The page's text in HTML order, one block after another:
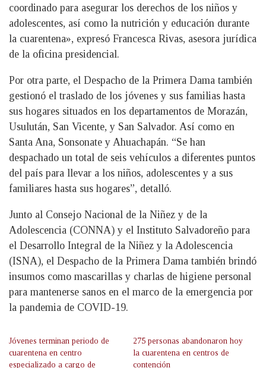
coordinado para asegurar los derechos de los niños y
adolescentes, así como la nutrición y educación durante
la cuarentena», expresó Francesca Rivas, asesora jurídica
de la oficina presidencial.
Por otra parte, el Despacho de la Primera Dama también
gestionó el traslado de los jóvenes y sus familias hasta
sus hogares situados en los departamentos de Morazán,
Usulután, San Vicente, y San Salvador. Así como en
Santa Ana, Sonsonate y Ahuachapán. “Se han
despachado un total de seis vehículos a diferentes puntos
del país para llevar a los niños, adolescentes y a sus
familiares hasta sus hogares”, detalló.
Junto al Consejo Nacional de la Niñez y de la
Adolescencia (CONNA) y el Instituto Salvadoreño para
el Desarrollo Integral de la Niñez y la Adolescencia
(ISNA), el Despacho de la Primera Dama también brindó
insumos como mascarillas y charlas de higiene personal
para mantenerse sanos en el marco de la emergencia por
la pandemia de COVID-19.
Jóvenes terminan periodo de
cuarentena en centro
especializado a cargo de
275 personas abandonaron hoy
la cuarentena en centros de
contención